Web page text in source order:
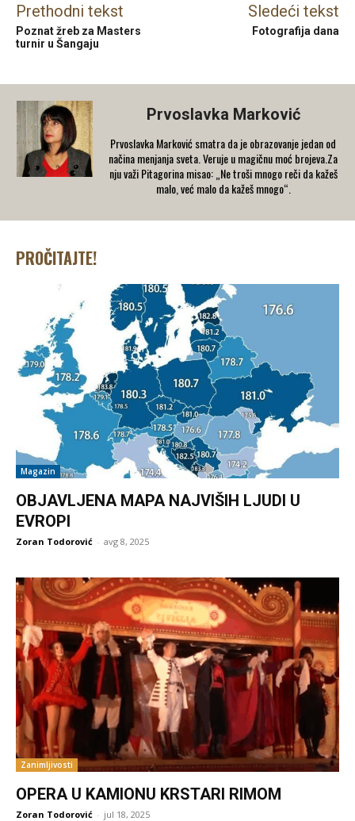
Prethodni tekst
Poznat žreb za Masters
turnir u Šangaju
Sledeći tekst
Fotografija dana
Prvoslavka Marković
Prvoslavka Marković smatra da je obrazovanje jedan od
načina menjanja sveta. Veruje u magičnu moć brojeva.Za
nju važi Pitagorina misao: „Ne troši mnogo reči da kažeš
malo, već malo da kažeš mnogo“.
PROČITAJTE!
Magazin
OBJAVLJENA MAPA NAJVIŠIH LJUDI U
EVROPI
Zoran Todorović - avg 8, 2025
Zanimljivosti
OPERA U KAMIONU KRSTARI RIMOM
Zoran Todorović - jul 18, 2025